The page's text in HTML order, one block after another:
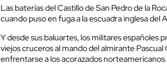
Las baterías del Castillo de San Pedro de la
cuando puso en fuga a la escuadra inglesa del
Y desde sus baluartes, los militares españoles
viejos cruceros al mando del almirante
enfrentarse a los acorazados norteamericanos.